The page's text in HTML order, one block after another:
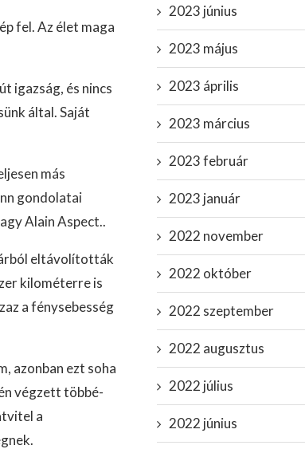
fel. Az élet maga
igazság, és nincs
által. Saját
más
gondolatai
Alain Aspect..
eltávolították
kilométerre is
a fénysebesség
azonban ezt soha
végzett többé-
a
2023 június
2023 május
2023 április
2023 március
2023 február
2023 január
2022 november
2022 október
2022 szeptember
2022 augusztus
2022 július
2022 június